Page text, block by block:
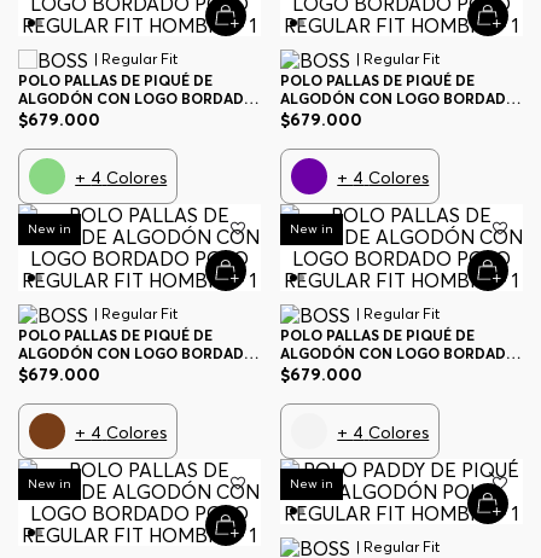
| Regular Fit
POLO PALLAS DE PIQUÉ DE
ALGODÓN CON LOGO BORDADO
POLO REGULAR FIT HOMBRE
$679.000
+ 4 Colores
| Regular Fit
POLO PALLAS DE PIQUÉ DE
ALGODÓN CON LOGO BORDADO
POLO REGULAR FIT HOMBRE
$679.000
+ 4 Colores
New in
| Regular Fit
POLO PALLAS DE PIQUÉ DE
ALGODÓN CON LOGO BORDADO
POLO REGULAR FIT HOMBRE
$679.000
+ 4 Colores
New in
| Regular Fit
POLO PALLAS DE PIQUÉ DE
ALGODÓN CON LOGO BORDADO
POLO REGULAR FIT HOMBRE
$679.000
+ 4 Colores
New in New in
| Regular Fit